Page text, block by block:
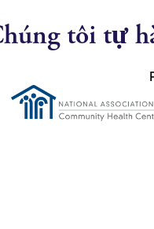
tôi tự